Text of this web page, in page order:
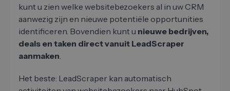
kunt u zien welke websitebezoekers al in uw CRM
aanwezig zijn en nieuwe potentiële opportunities
identificeren. Bovendien kunt u nieuwe bedrijven,
deals en taken direct vanuit LeadScraper
aanmaken.
Het beste: LeadScraper kan automatisch